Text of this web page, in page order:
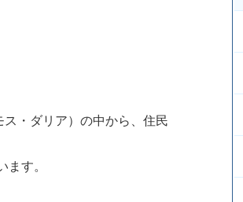
・ダリア）の中から、住民
す。